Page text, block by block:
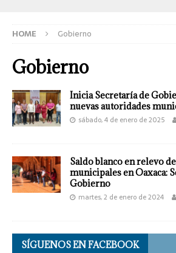
HOME Gobierno
Gobierno
Inicia Secretaría de
nuevas autoridades
sábado, 4 de enero de 2025
Saldo blanco en relevo
municipales en Oaxaca:
Gobierno
martes, 2 de enero de 2024
SÍGUENOS EN FACEBOOK